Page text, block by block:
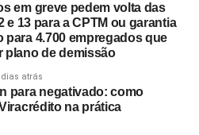
em greve pedem volta das
e 13 para a CPTM ou garantia
para 4.700 empregados que
plano de demissão
dias atrás
para negativado: como
na prática